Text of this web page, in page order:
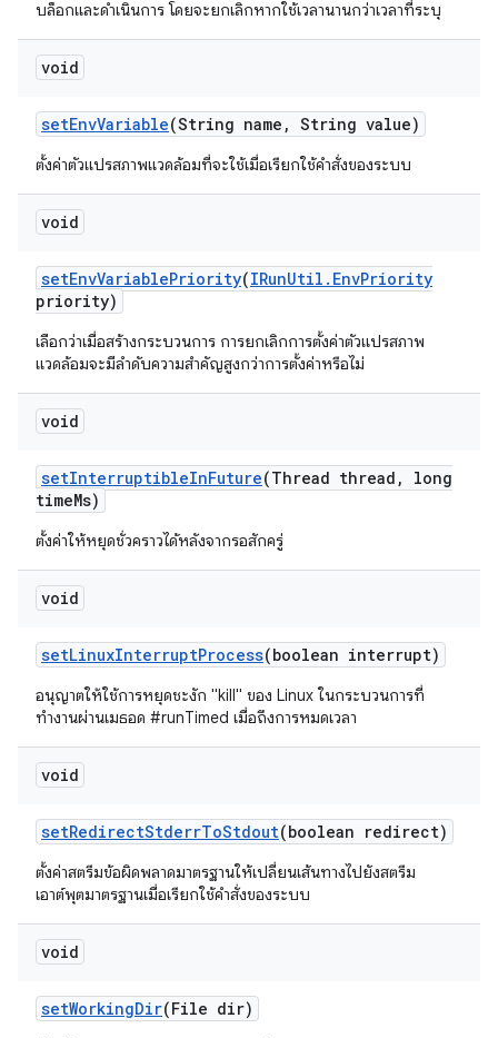
บล็อกและดำเนินการ โดยจะยกเลิกหากใช้เวลานานกว่าเวลาที่ระบุ
void
setEnvVariable(String name , String value)
ตั้งค่าตัวแปรสภาพแวดล้อมที่จะใช้เมื่อเรียกใช้คำสั่งของระบบ
void
setEnvVariablePriority(IRunUtil . EnvPriority
priority)
เลือกว่าเมื่อสร้างกระบวนการ การยกเลิกการตั้งค่าตัวแปรสภาพ
แวดล้อมจะมีลำดับความสำคัญสูงกว่าการตั้งค่าหรือไม่
void
setInterruptibleInFuture(Thread thread ,
long
timeMs)
ตั้งค่าให้หยุดชั่วคราวได้หลังจากรอสักครู่
void
setLinuxInterruptProcess(boolean interrupt)
อนุญาตให้ใช้การหยุดชะงัก "kill" ของ Linux ในกระบวนการที่
ทำงานผ่านเมธอด #runTimed เมื่อถึงการหมดเวลา
void
setRedirectStderrToStdout(boolean redirect)
ตั้งค่าสตรีมข้อผิดพลาดมาตรฐานให้เปลี่ยนเส้นทางไปยังสตรีม
เอาต์พุตมาตรฐานเมื่อเรียกใช้คำสั่งของระบบ
void
setWorkingDir(File dir)